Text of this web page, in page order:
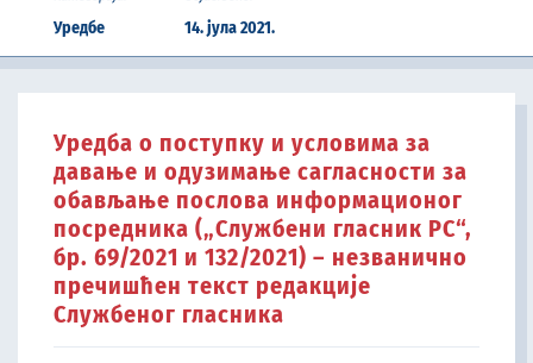
Уредбе 14. јула 2021.
Уредба о поступку и условима за
давање и одузимање сагласности за
обављање послова информационог
посредника („Службени гласник РС“,
бр. 69/2021 и 132/2021) – незванично
пречишћен текст редакције
Службеног гласника